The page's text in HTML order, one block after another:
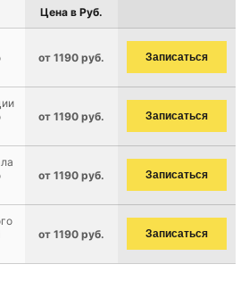
Цена в Руб.
от 1190 руб. Записаться
от 1190 руб. Записаться
от 1190 руб. Записаться
от 1190 руб. Записаться